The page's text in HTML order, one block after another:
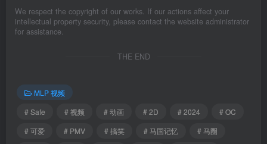
We respect the copyright of our works. If our actions affect your
intellectual property security, please contact the website administrator
for assistance.
THE END
MLP 视频
# Safe
# 视频 # 动画 # 2D # 2024
# OC
# 可爱
# PMV # 搞笑 # 马国记忆
# 马圈